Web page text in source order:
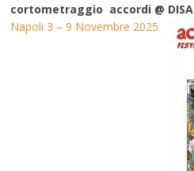
cortometraggio accordi @
Napoli 3 – 9 Novembre 2025